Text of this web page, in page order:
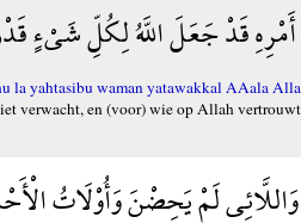
قَدْ جَعَلَ اللَّهُ لِكُلِّ شَيْءٍ
la yahtasibu waman yatawakkal AAala
verwacht, en (voor) wie op Allah
لَمْ يَحِضْنَ وَأُوْلَاتُ